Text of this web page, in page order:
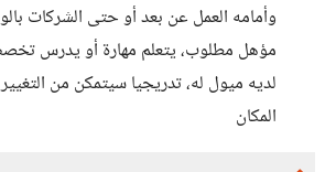
وأمامه العمل عن بعد أو حتى الشركات
مؤهل مطلوب، يتعلم مهارة أو يدرس
لديه ميول له، تدريجيا سيتمكن من
المكان